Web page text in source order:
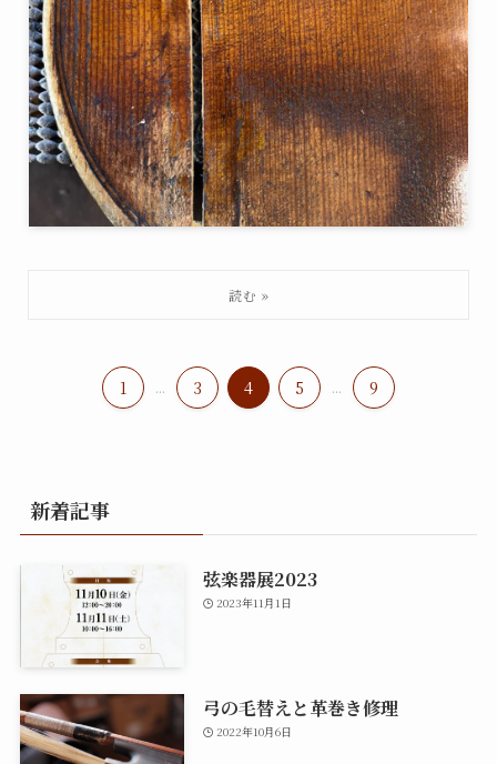
1 ... 3 4 5 ... 9
新着記事
弦楽器展2023
2023年11月1日
弓の毛替えと革巻き修理
2022年10月6日